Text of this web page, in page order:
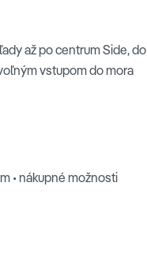
až po centrum Side, do
vstupom do mora
• nákupné možnosti